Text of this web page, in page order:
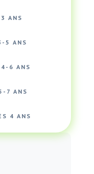
ANS
5 ANS
4-6 ANS
7 ANS
4 ANS